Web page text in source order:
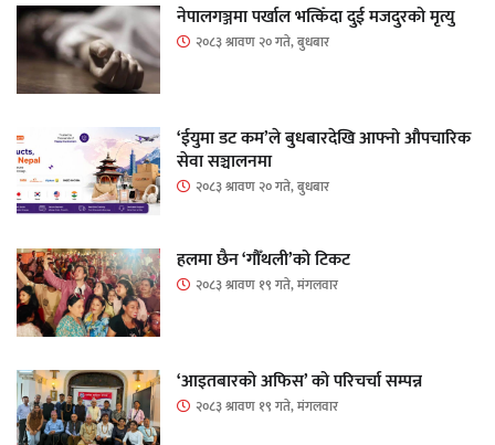
नेपालगञ्जमा पर्खाल भत्किँदा दुई मजदुरको मृत्यु
२०८३ श्रावण २० गते, बुधबार
‘ईयुमा डट कम’ले बुधबारदेखि आफ्नो औपचारिक
सेवा सञ्चालनमा
२०८३ श्रावण २० गते, बुधबार
हलमा छैन ‘गौँथली’को टिकट
२०८३ श्रावण १९ गते, मंगलवार
‘आइतबारको अफिस’ को परिचर्चा सम्पन्न
२०८३ श्रावण १९ गते, मंगलवार